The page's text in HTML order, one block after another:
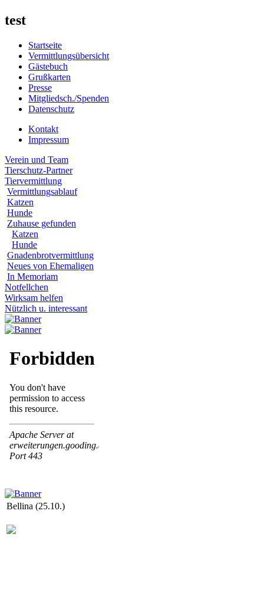
test
Startseite
Vermittlungsübersicht
Gästebuch
Grußkarten
Presse
Mitgliedsch./Spenden
Datenschutz
Kontakt
Impressum
Verein und Team
Tierschutz-Partner
Tiervermittlung
Vermittlungsablauf
Katzen
Hunde
Zuhause gefunden
Katzen
Hunde
Gnadenbrotvermittlung
Neues von Ehemaligen
In Memoriam
Notfellchen
Wirksam helfen
Nützlich u. interessant
Bellina (25.10.)